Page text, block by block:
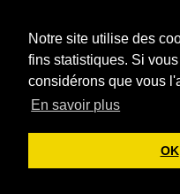
Notre site utilise des
fins statistiques. Si
considérons que vous
En savoir plus
OK